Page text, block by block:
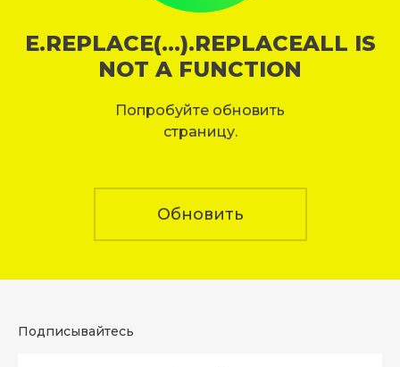
E.REPLACE(...).REPLACEALL IS
NOT A FUNCTION
Попробуйте обновить
страницу.
Обновить
Подписывайтесь